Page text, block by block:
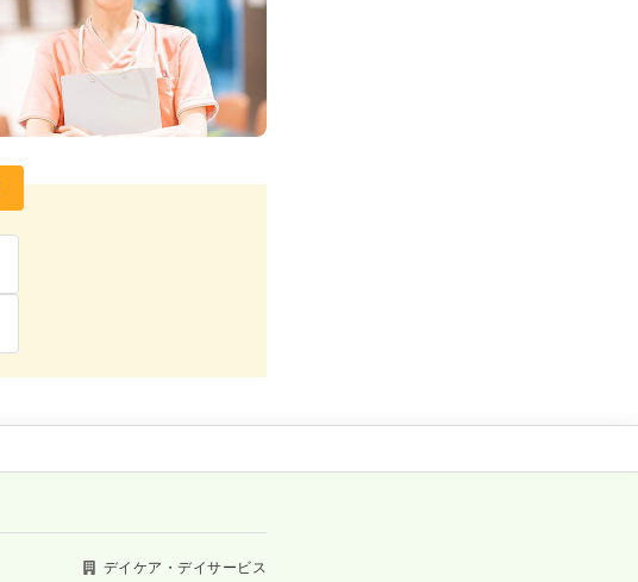
デイケア・デイサービス